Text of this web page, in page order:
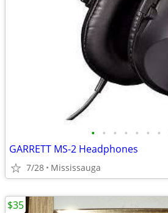
• • • • • • •
GARRETT MS-2 Headphones
7/28 Mississauga
$35